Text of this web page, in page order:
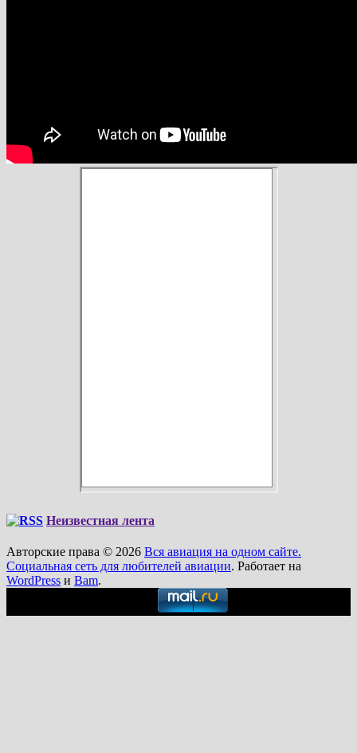
Неизвестная лента
Авторские права © 2026 Вся авиация на одном сайте.
Социальная сеть для любителей авиации. Работает на
WordPress и Bam.